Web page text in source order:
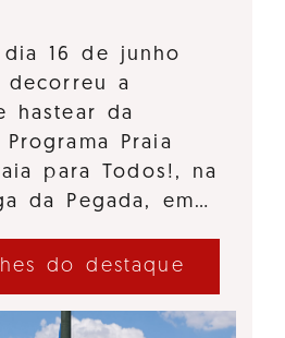
16 de junho
decorreu a
hastear da
Praia
para Todos!, na
da Pegada, em…
do destaque